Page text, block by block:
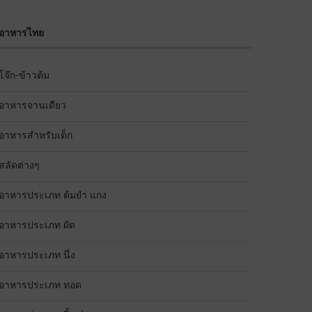
อาหารไทย
โจ๊ก-ข้าวต้ม
อาหารจานเดียว
อาหารสำหรับเด็ก
สลัดต่างๆ
อาหารประเภท ต้มยำ แกง
อาหารประเภท ผัด
อาหารประเภท นึ่ง
อาหารประเภท ทอด